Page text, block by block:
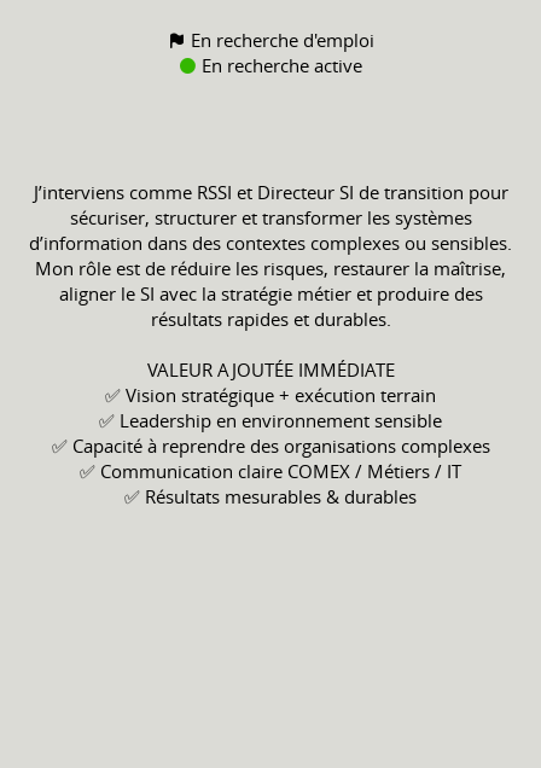
En recherche d'emploi
En recherche active
J’interviens comme RSSI et Directeur SI de transition pour
sécuriser, structurer et transformer les systèmes
d’information dans des contextes complexes ou sensibles.
Mon rôle est de réduire les risques, restaurer la maîtrise,
aligner le SI avec la stratégie métier et produire des
résultats rapides et durables.
VALEUR AJOUTÉE IMMÉDIATE
✅ Vision stratégique + exécution terrain
✅ Leadership en environnement sensible
✅ Capacité à reprendre des organisations complexes
✅ Communication claire COMEX / Métiers / IT
✅ Résultats mesurables & durables